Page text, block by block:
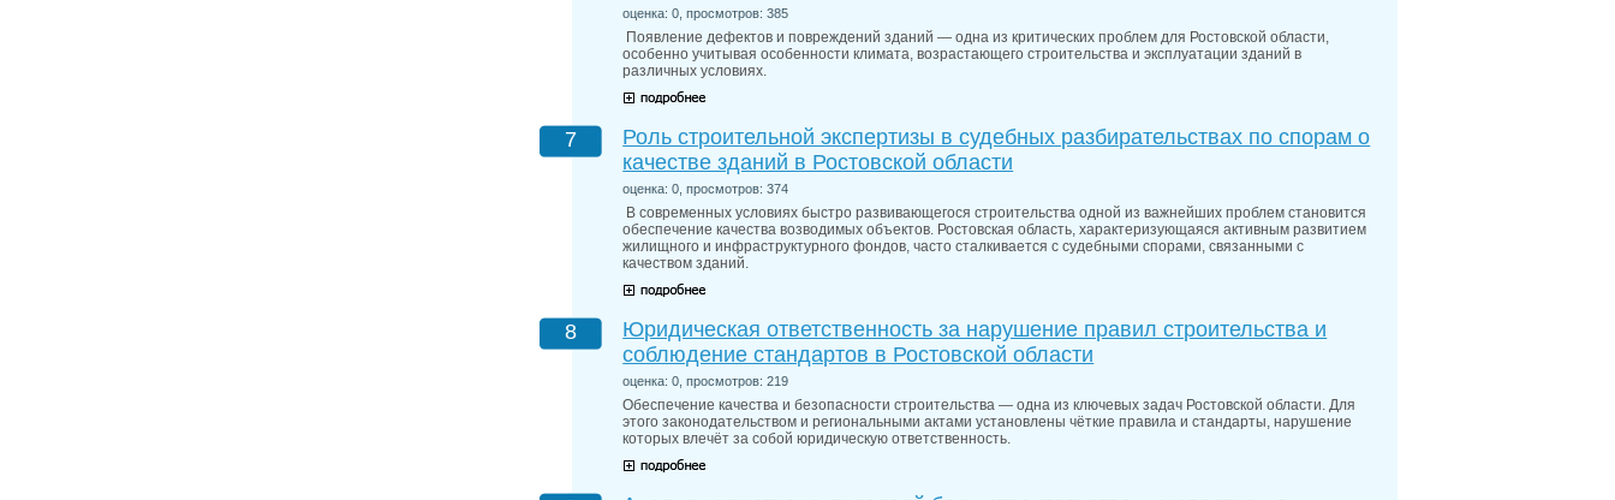
оценка: 0, просмотров: 385
Появление дефектов и повреждений зданий — одна из критических проблем для Ростовской области,
особенно учитывая особенности климата, возрастающего строительства и эксплуатации зданий в
различных условиях.
7
Роль строительной экспертизы в судебных разбирательствах по спорам о
качестве зданий в Ростовской области
оценка: 0, просмотров: 374
В современных условиях быстро развивающегося строительства одной из важнейших проблем становится
обеспечение качества возводимых объектов. Ростовская область, характеризующаяся активным развитием
жилищного и инфраструктурного фондов, часто сталкивается с судебными спорами, связанными с
качеством зданий.
8
Юридическая ответственность за нарушение правил строительства и
соблюдение стандартов в Ростовской области
оценка: 0, просмотров: 219
Обеспечение качества и безопасности строительства — одна из ключевых задач Ростовской области. Для
этого законодательством и региональными актами установлены чёткие правила и стандарты, нарушение
которых влечёт за собой юридическую ответственность.